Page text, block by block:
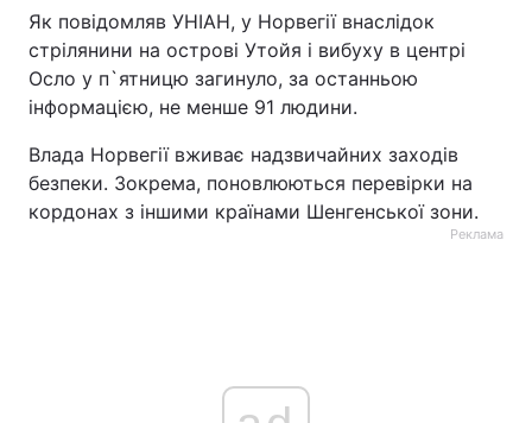
Як повідомляв УНІАН, у Норвегії внаслідок
стрілянини на острові Утойя і вибуху в центрі
Осло у п`ятницю загинуло, за останньою
інформацією, не менше 91 людини.
Влада Норвегії вживає надзвичайних заходів
безпеки. Зокрема, поновлюються перевірки на
кордонах з іншими країнами Шенгенської зони.
Реклама